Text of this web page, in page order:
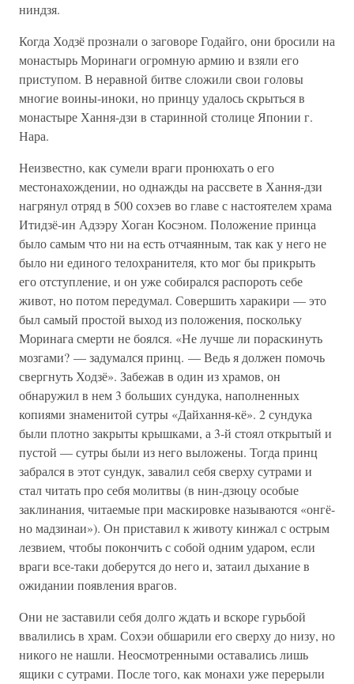
ниндзя.
Когда Ходзё прознали о заговоре Годайго, они бросили на
монастырь Моринаги огромную армию и взяли его
приступом. В неравной битве сложили свои головы
многие воины-иноки, но принцу удалось скрыться в
монастыре Хання-дзи в старинной столице Японии г.
Нара.
Неизвестно, как сумели враги пронюхать о его
местонахождении, но однажды на рассвете в Хання-дзи
нагрянул отряд в 500 сохэев во главе с настоятелем храма
Итидзё-ин Адзэру Хоган Косэном. Положение принца
было самым что ни на есть отчаянным, так как у него не
было ни единого телохранителя, кто мог бы прикрыть
его отступление, и он уже собирался распороть себе
живот, но потом передумал. Совершить харакири — это
был самый простой выход из положения, поскольку
Моринага смерти не боялся. «Не лучше ли пораскинуть
мозгами? — задумался принц. — Ведь я должен помочь
свергнуть Ходзё». Забежав в один из храмов, он
обнаружил в нем 3 больших сундука, наполненных
копиями знаменитой сутры «Дайхання-кё». 2 сундука
были плотно закрыты крышками, а 3-й стоял открытый и
пустой — сутры были из него выложены. Тогда принц
забрался в этот сундук, завалил себя сверху сутрами и
стал читать про себя молитвы (в нин-дзюцу особые
заклинания, читаемые при маскировке называются «онгё-
но мадзинаи»). Он приставил к животу кинжал с острым
лезвием, чтобы покончить с собой одним ударом, если
враги все-таки доберутся до него и, затаил дыхание в
ожидании появления врагов.
Они не заставили себя долго ждать и вскоре гурьбой
ввалились в храм. Сохэи обшарили его сверху до низу, но
никого не нашли. Неосмотренными оставались лишь
ящики с сутрами. После того, как монахи уже перерыли